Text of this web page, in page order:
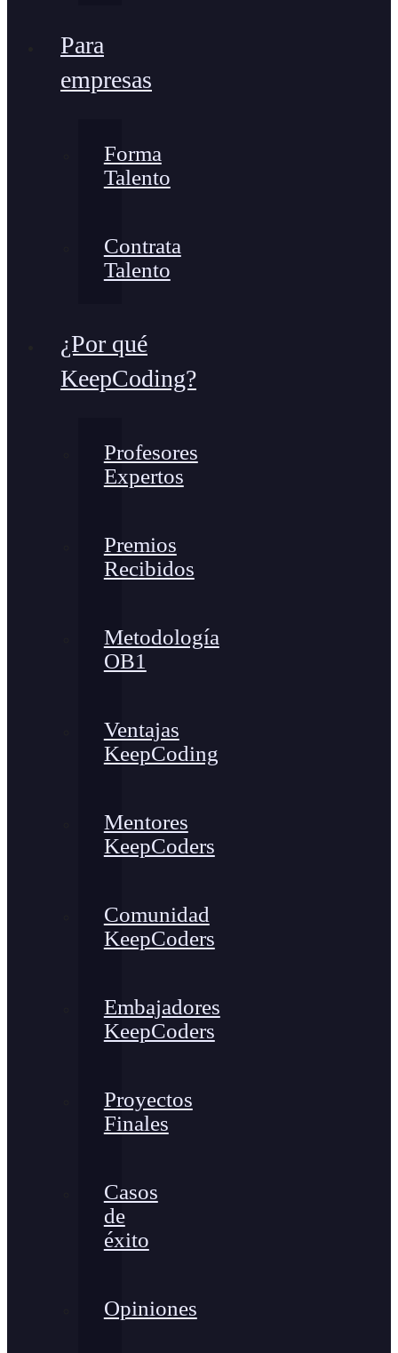
Para
empresas
Forma
Talento
Contrata
Talento
¿Por qué
KeepCoding?
Profesores
Expertos
Premios
Recibidos
Metodología
OB1
Ventajas
KeepCoding
Mentores
KeepCoders
Comunidad
KeepCoders
Embajadores
KeepCoders
Proyectos
Finales
Casos
de
éxito
Opiniones